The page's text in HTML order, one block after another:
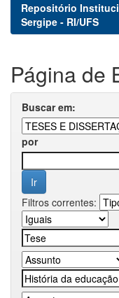
Repositório
Sergipe - RI/UFS
Página de
Buscar em:
por
Filtros correntes: